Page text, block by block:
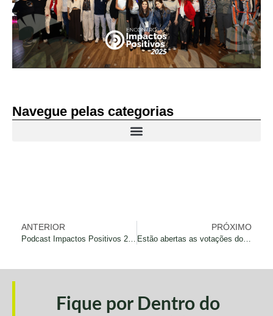
Navegue pelas categorias
ANTERIOR
Podcast Impactos Positivos 2024 – Gerando Empresas com Impacto
PRÓXIMO
Estão abertas as votações do Prêmio Impactos Positivos 2024
Fique por Dentro do